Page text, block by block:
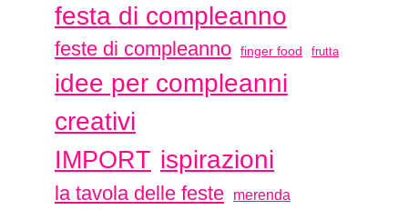
festa di compleanno
feste di compleanno finger food frutta
idee per compleanni
creativi
IMPORT ispirazioni
la tavola delle feste merenda